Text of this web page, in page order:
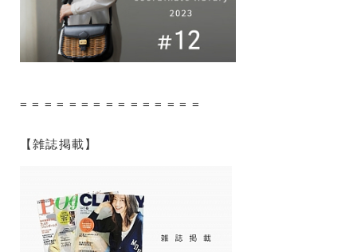
= = = = = = = = = = = = = = =
【雑誌掲載】